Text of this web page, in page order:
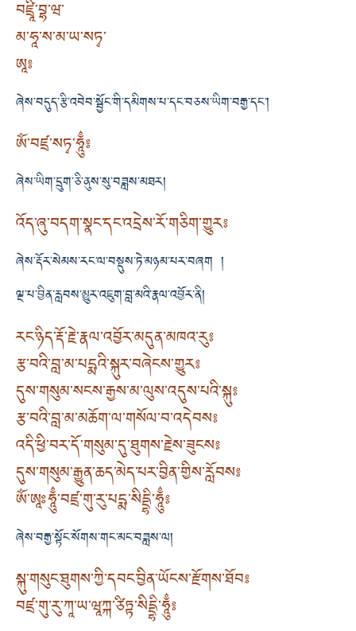
བཛྲཱི་བྷ་ཝ་
མ་ཧཱ་ས་མ་ཡ་སཏྭ་
ཨཱ༔
ཞེས་བདུད་རྩི་འབེབ་སྦྱོང་གི་དམིགས་པ་དང་བཅས་ཡིག་བརྒྱ་དང་།
ཨོཾ་བཛྲ་སཏྭ་ཧཱུྂ༔
ཞེས་ཡིག་དྲུག་ཅི་ནུས་སུ་བཟླས་མཐར།
འོད་ཞུ་བདག་སྣང་དང་འདྲེས་རོ་གཅིག་གྱུར༔
ཞེས་རྡོར་སེམས་རང་ལ་བསྡུས་ཏེ་མཉམ་པར་བཞག །
ལྔ་པ་བྱིན་རླབས་མྱུར་འཇུག་བླ་མའི་རྣལ་འབྱོར་ནི།
རང་ཉིད་རྡོ་རྗེ་རྣལ་འབྱོར་མདུན་མཁའ་རུ༔
རྩ་བའི་བླ་མ་པདྨའི་སྐུར་བཞེངས་གྱུར༔
དུས་གསུམ་སངས་རྒྱས་མ་ལུས་འདུས་པའི་སྐུ༔
རྩ་བའི་བླ་མ་མཆོག་ལ་གསོལ་བ་འདེབས༔
འདི་ཕྱི་བར་དོ་གསུམ་དུ་ཐུགས་རྗེས་ཟུངས༔
དུས་གསུམ་རྒྱུན་ཆད་མེད་པར་བྱིན་གྱིས་རློབས༔
ཨོཾ་ཨཱཿཧཱུྂ་བཛྲ་གུ་རུ་པདྨ་སིདྡྷི་ཧཱུྂ༔
ཞེས་བརྒྱ་སྟོང་སོགས་གང་མང་བཟླས་ལ།
སྐུ་གསུང་ཐུགས་ཀྱི་དབང་བྱིན་ཡོངས་རྫོགས་ཐོབ༔
བཛྲ་གུ་རུ་ཀཱ་ཡ་ཝཱཀྐ་ཙིཏྟ་སིདྡྷི་ཧཱུྂ༔